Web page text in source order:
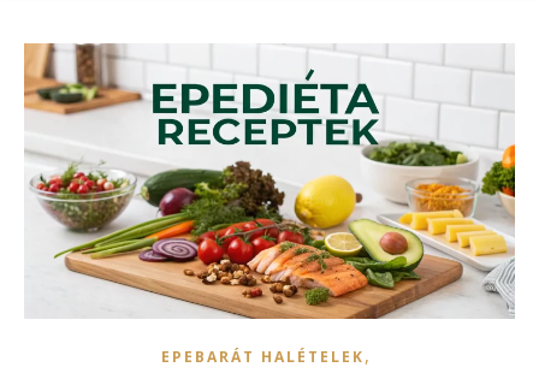
EPEBARÁT HALÉTELEK,